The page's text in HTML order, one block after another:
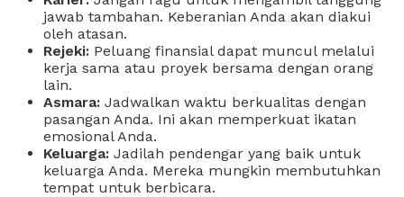
jawab tambahan. Keberanian Anda akan diakui
oleh atasan.
Rejeki: Peluang finansial dapat muncul melalui
kerja sama atau proyek bersama dengan orang
lain.
Asmara: Jadwalkan waktu berkualitas dengan
pasangan Anda. Ini akan memperkuat ikatan
emosional Anda.
Keluarga: Jadilah pendengar yang baik untuk
keluarga Anda. Mereka mungkin membutuhkan
tempat untuk berbicara.